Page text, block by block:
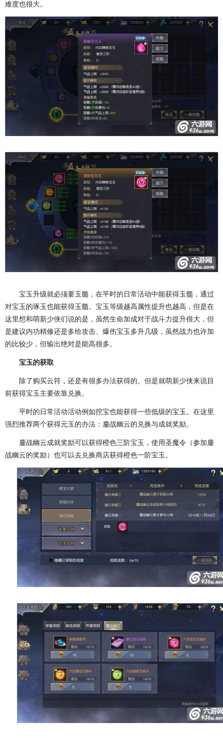
难度也很大。
宝玉升级就必须要玉髓，在平时的日常活动中能获得玉髓，通过
对宝玉的琢玉也能获得玉髓。宝玉等级越高属性提升也越高，但是在
这里想和萌新少侠们说的是，虽然生命加成对于战斗力提升很大，但
是建议内功精修还是多给攻击、爆伤宝玉多升几级，虽然战力也许加
的比较少，但输出绝对是能高很多。
宝玉的获取
除了购买云符，还是有很多办法获得的。但是就萌新少侠来说目
前获得宝玉主要依靠兑换。
平时的日常活动活动例如挖宝也能获得一些低级的宝玉。在这里
强烈推荐两个获得元玉的办法：鏖战幽云的兑换与成就奖励。
鏖战幽云成就奖励可以获得橙色三阶宝玉，使用圣魔令（参加鏖
战幽云的奖励）也可以去兑换商店获得橙色一阶宝玉。